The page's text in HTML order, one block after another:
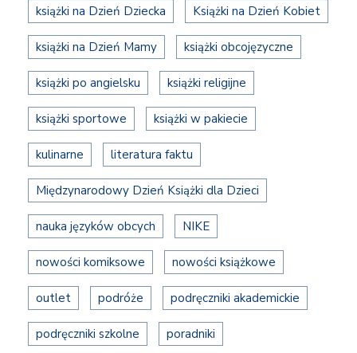
książki na Dzień Dziecka Książki na Dzień Kobiet
książki na Dzień Mamy książki obcojęzyczne
książki po angielsku książki religijne
książki sportowe książki w pakiecie
kulinarne literatura faktu
Międzynarodowy Dzień Książki dla Dzieci
nauka języków obcych NIKE
nowości komiksowe nowości książkowe
outlet podróże podręczniki akademickie
podręczniki szkolne poradniki